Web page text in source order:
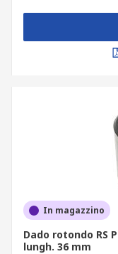
In magazzino
Dado rotondo RS
lungh. 36 mm